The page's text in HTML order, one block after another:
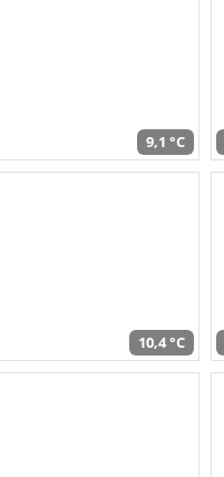
9,1 °C
10,4 °C